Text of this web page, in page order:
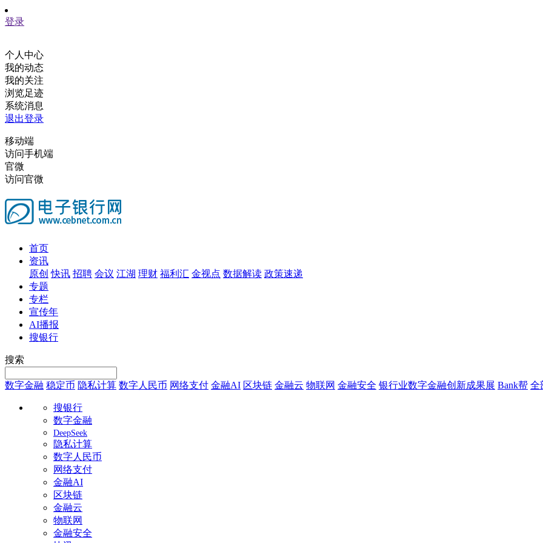
登录
个人中心
我的动态
我的关注
浏览足迹
系统消息
退出登录
移动端
访问手机端
官微
访问官微
首页
资讯
原创 快讯 招聘 会议 江湖 理财 福利汇 金视点 数据解读 政策速递
专题
专栏
宣传年
AI播报
搜银行
搜索
数字金融 稳定币 隐私计算 数字人民币 网络支付 金融AI 区块链 金融云 物联网 金融安全 银行业数字金融创新成果展 Bank帮 全
搜银行
数字金融
DeepSeek
隐私计算
数字人民币
网络支付
金融AI
区块链
金融云
物联网
金融安全